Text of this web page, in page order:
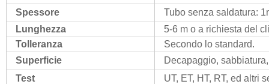
Spessore
Tubo senza saldatura:
Lunghezza
5-6 m o a richiesta del
Tolleranza
Secondo lo standard.
Superficie
Decapaggio,
Test
UT, ET, HT, RT, ed altri